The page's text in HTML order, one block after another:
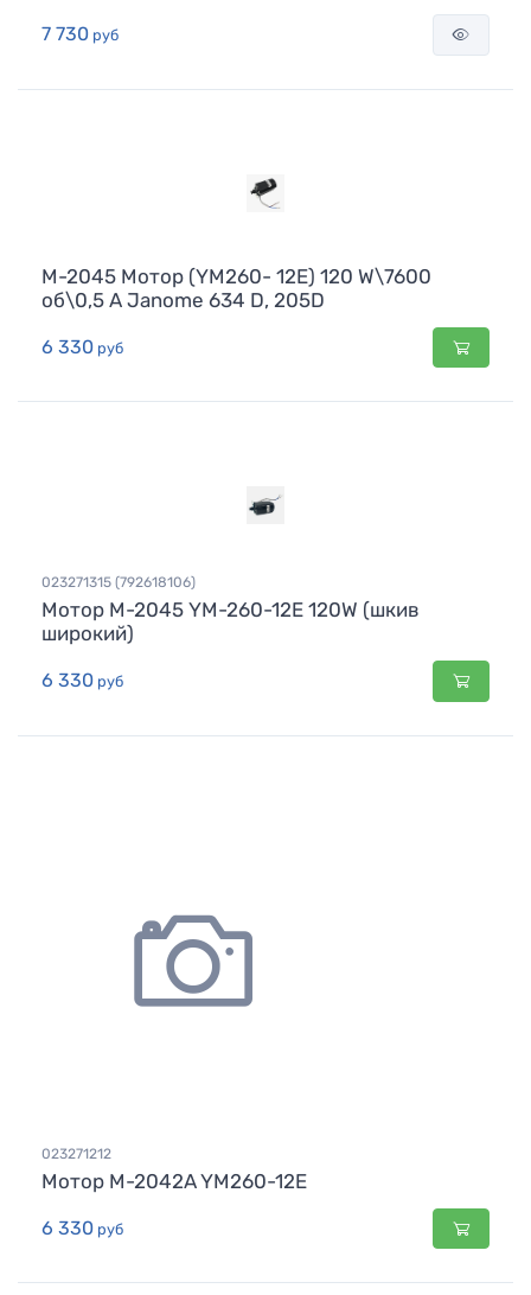
7 730 руб
М-2045 Мотор (YM260- 12Е) 120 W\7600
об\0,5 A Janome 634 D, 205D
6 330 руб
023271315 (792618106)
Мотор М-2045 YM-260-12E 120W (шкив
широкий)
6 330 руб
023271212
Мотор М-2042A YM260-12Е
6 330 руб